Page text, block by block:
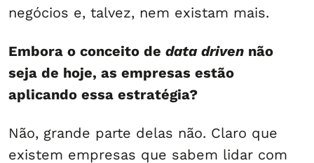
negócios e, talvez, nem existam mais.
Embora o conceito de data driven não
seja de hoje, as empresas estão
aplicando essa estratégia?
Não, grande parte delas não. Claro que
existem empresas que sabem lidar com